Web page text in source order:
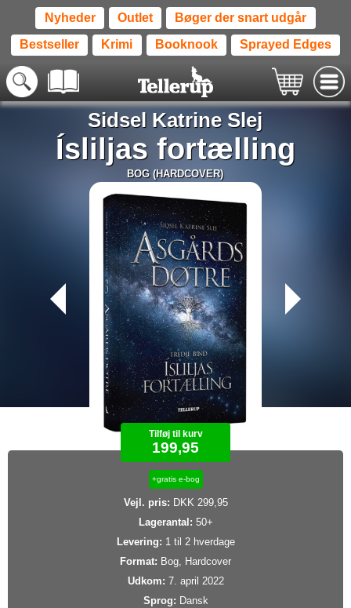
Nyheder Outlet Bøger der snart udgår
Bestseller Krimi Booknook Sprayed Edges
Sidsel Katrine Slej
Ísliljas fortælling
BOG (HARDCOVER)
Tilføj til kurv
199,95
+gratis e-bog
Vejl. pris: DKK 299,95
Lagerantal: 50+
Levering: 1 til 2 hverdage
Format: Bog, Hardcover
Udkom: 7. april 2022
Sprog: Dansk